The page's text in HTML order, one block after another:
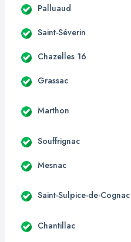
Palluaud
Saint-Séverin
Chazelles 16
Grassac
Marthon
Souffrignac
Mesnac
Saint-Sulpice-de-Cognac
Chantillac